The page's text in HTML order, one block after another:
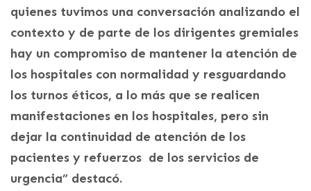
quienes tuvimos una conversación analizando el
contexto y de parte de los dirigentes gremiales
hay un compromiso de mantener la atención de
los hospitales con normalidad y resguardando
los turnos éticos, a lo más que se realicen
manifestaciones en los hospitales, pero sin
dejar la continuidad de atención de los
pacientes y refuerzos de los servicios de
urgencia” destacó.